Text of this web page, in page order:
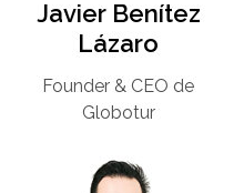
Javier Benítez
Lázaro
Founder & CEO de
Globotur​